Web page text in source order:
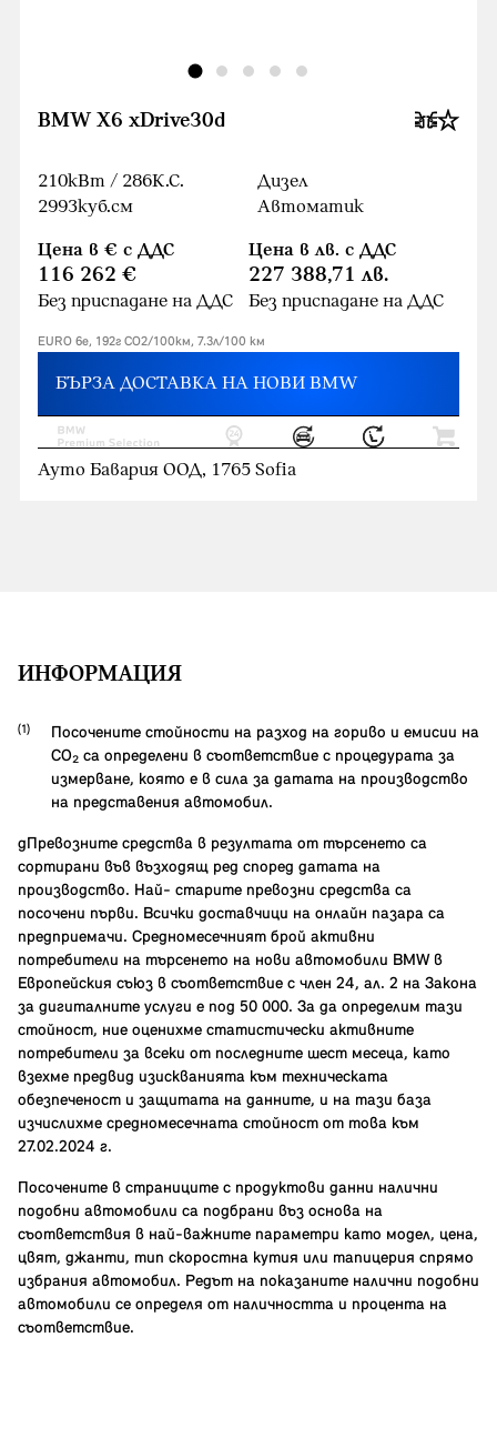
BMW X6 xDrive30d
210кВт / 286К.С.
2993куб.cм
Дизел
Автоматик
Цена в € с ДДС
116 262 €
Без приспадане на ДДС
Цена в лв. с ДДС
227 388,71 лв.
Без приспадане на ДДС
EURO 6e, 192г CO2/100км, 7.3л/100 км
БЪРЗА ДОСТАВКА НА НОВИ BMW
Ауто Бавария ООД, 1765 Sofia
ИНФОРМАЦИЯ
Посочените стойности на разход на гориво и емисии на
CO₂ са определени в съответствие с процедурата за
измерване, която е в сила за датата на производство
на представения автомобил.
gПревозните средства в резултата от търсенето са
сортирани във възходящ ред според датата на
производство. Най- старите превозни средства са
посочени първи. Всички доставчици на онлайн пазара са
предприемачи. Средномесечният брой активни
потребители на търсенето на нови автомобили BMW в
Европейския съюз в съответствие с член 24, ал. 2 на Закона
за дигиталните услуги е под 50 000. За да определим тази
стойност, ние оценихме статистически активните
потребители за всеки от последните шест месеца, като
взехме предвид изискванията към техническата
обезпеченост и защитата на данните, и на тази база
изчислихме средномесечната стойност от това към
27.02.2024 г.
Посочените в страниците с продуктови данни налични
подобни автомобили са подбрани въз основа на
съответствия в най-важните параметри като модел, цена,
цвят, джанти, тип скоростна кутия или тапицерия спрямо
избрания автомобил. Редът на показаните налични подобни
автомобили се определя от наличността и процента на
съответствие.